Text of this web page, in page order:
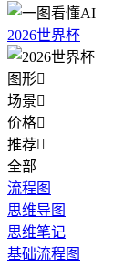
2026世界杯
图形
场景
价格
推荐
全部
流程图
思维导图
思维笔记
基础流程图